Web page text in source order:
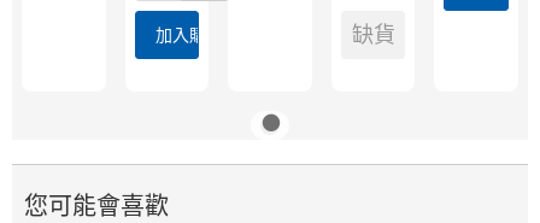
加入購物車 缺貨
您可能會喜歡